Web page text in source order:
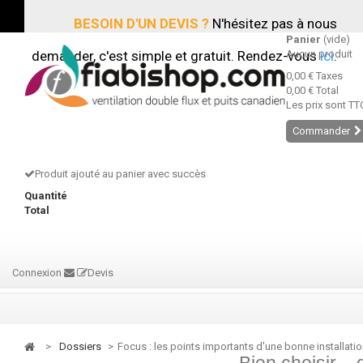
BESOIN D'UN DEVIS ?N'hésitez pas à nous
demander, c'est simple et gratuit. Rendez-vousici.
Panier (vide)
Aucun produit
0,00 € Taxes
0,00 € Total
Les prix sont
Commander
Produit ajouté au panier avec succès
Quantité
Total
Connexion Devis
> dossiers > Focus : les points importants d'une bonne